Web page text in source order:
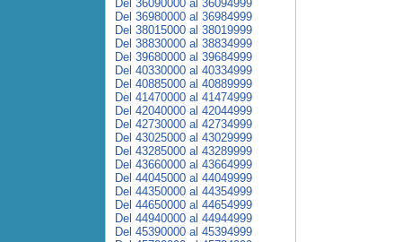
Del 36090000 al 36094999
Del 36980000 al 36984999
Del 38015000 al 38019999
Del 38830000 al 38834999
Del 39680000 al 39684999
Del 40330000 al 40334999
Del 40885000 al 40889999
Del 41470000 al 41474999
Del 42040000 al 42044999
Del 42730000 al 42734999
Del 43025000 al 43029999
Del 43285000 al 43289999
Del 43660000 al 43664999
Del 44045000 al 44049999
Del 44350000 al 44354999
Del 44650000 al 44654999
Del 44940000 al 44944999
Del 45390000 al 45394999